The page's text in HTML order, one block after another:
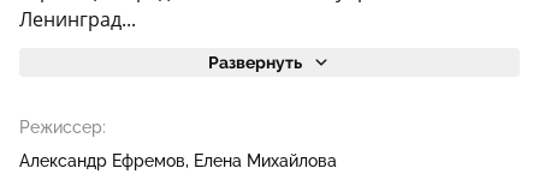
Ленинград...
Развернуть
Режиссер:
Александр Ефремов
Елена Михайлова